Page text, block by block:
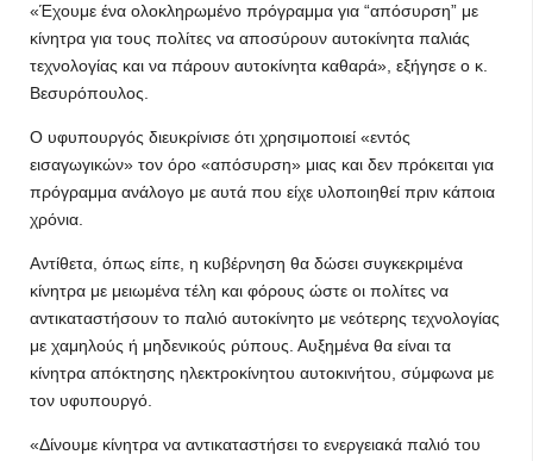
«Έχουμε ένα ολοκληρωμένο πρόγραμμα για “απόσυρση” με
κίνητρα για τους πολίτες να αποσύρουν αυτοκίνητα παλιάς
τεχνολογίας και να πάρουν αυτοκίνητα καθαρά», εξήγησε ο κ.
Βεσυρόπουλος.
Ο υφυπουργός διευκρίνισε ότι χρησιμοποιεί «εντός
εισαγωγικών» τον όρο «απόσυρση» μιας και δεν πρόκειται για
πρόγραμμα ανάλογο με αυτά που είχε υλοποιηθεί πριν κάποια
χρόνια.
Αντίθετα, όπως είπε, η κυβέρνηση θα δώσει συγκεκριμένα
κίνητρα με μειωμένα τέλη και φόρους ώστε οι πολίτες να
αντικαταστήσουν το παλιό αυτοκίνητο με νεότερης τεχνολογίας
με χαμηλούς ή μηδενικούς ρύπους. Αυξημένα θα είναι τα
κίνητρα απόκτησης ηλεκτροκίνητου αυτοκινήτου, σύμφωνα με
τον υφυπουργό.
«Δίνουμε κίνητρα να αντικαταστήσει το ενεργειακά παλιό του